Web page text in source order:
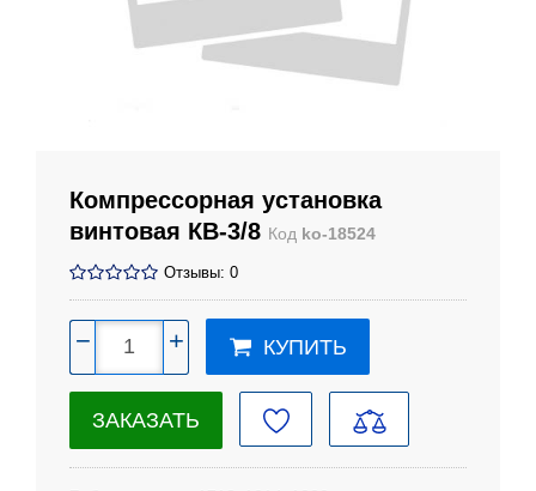
Компрессорная установка
винтовая КВ-3/8 Код ko-18524
Отзывы: 0
− + КУПИТЬ
ЗАКАЗАТЬ